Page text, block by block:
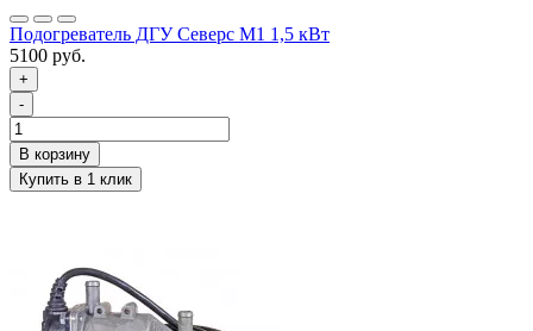
Подогреватель ДГУ Северс М1 1,5 кВт
5100 руб.
+
-